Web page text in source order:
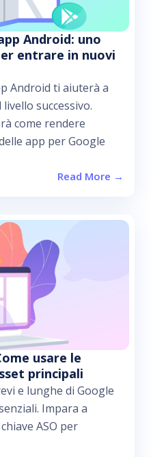
Android: uno
entrare in nuovi
Android ti aiuterà a
successivo.
come rendere
app per Google
Read More →
usare le
principali
e lunghe di Google
Impara a
ASO per